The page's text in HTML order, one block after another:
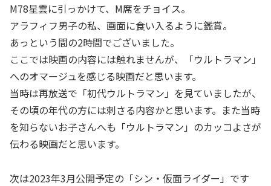
M78星雲に引っかけて、M席をチョイス。
アラフィフ男子の私、画面に食い入るように鑑賞。
あっという間の2時間でございました。
ここでは映画の内容には触れませんが、「ウルトラマン」
へのオマージュを感じる映画だと思います。
当時は再放送で「初代ウルトラマン」を見ていましたが、
その頃の年代の方には刺さる内容かと思います。また当時
を知らないお子さんへも「ウルトラマン」のカッコよさが
伝わる映画だと思います。
次は2023年3月公開予定の「シン・仮面ライダー」です